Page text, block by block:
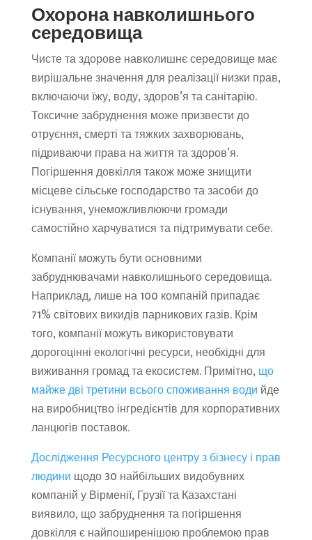
Охорона навколишнього
середовища
Чисте та здорове навколишнє середовище має
вирішальне значення для реалізації низки прав,
включаючи їжу, воду, здоров’я та санітарію.
Токсичне забруднення може призвести до
отруєння, смерті та тяжких захворювань,
підриваючи права на життя та здоров’я.
Погіршення довкілля також може знищити
місцеве сільське господарство та засоби до
існування, унеможливлюючи громади
самостійно харчуватися та підтримувати себе.
Компанії можуть бути основними
забруднювачами навколишнього середовища.
Наприклад, лише на 100 компаній припадає
71% світових викидів парникових газів. Крім
того, компанії можуть використовувати
дорогоцінні екологічні ресурси, необхідні для
виживання громад та екосистем. Примітно, що
майже дві третини всього споживання води йде
на виробництво інгредієнтів для корпоративних
ланцюгів поставок.
Дослідження Ресурсного центру з бізнесу і прав
людини щодо 30 найбільших видобувних
компаній у Вірменії, Грузії та Казахстані
виявило, що забруднення та погіршення
довкілля є найпоширенішою проблемою прав